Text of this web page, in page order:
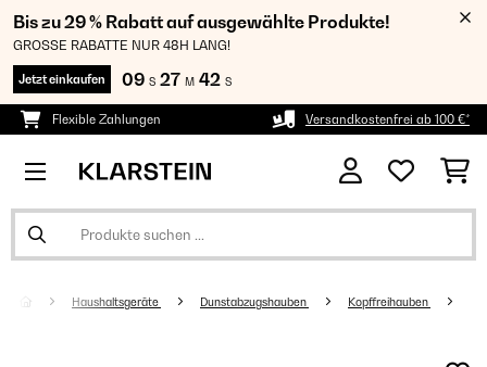
Bis zu 29 % Rabatt auf ausgewählte Produkte!
GROSSE RABATTE NUR 48H LANG!
Jetzt einkaufen 09 S 27 M 42 S
Flexible Zahlungen Versandkostenfrei ab 100 €*
Haushaltsgeräte Dunstabzugshauben Kopffreihauben